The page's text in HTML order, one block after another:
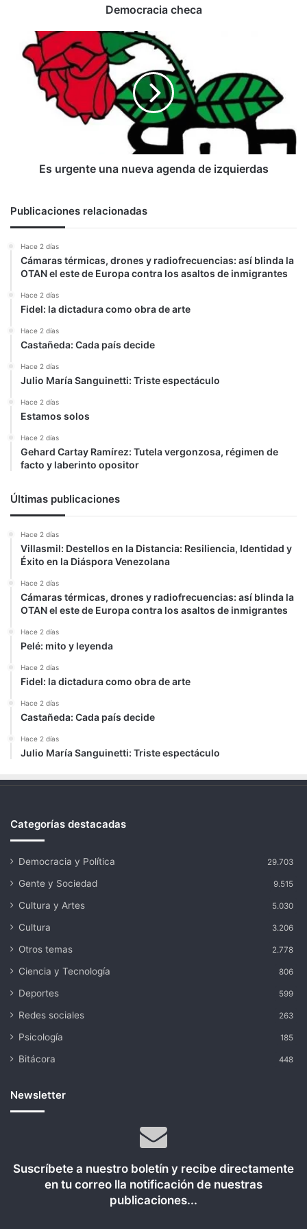
Democracia checa
urgente
Es urgente una nueva agenda de izquierdas
Publicaciones relacionadas
Hace 2 días
Cámaras térmicas, drones y radiofrecuencias: así blinda la
OTAN el este de Europa contra los asaltos de inmigrantes
Hace 2 días
Fidel: la dictadura como obra de arte
Hace 2 días
Castañeda: Cada país decide
Hace 2 días
Julio María Sanguinetti: Triste espectáculo
Hace 2 días
Estamos solos
Hace 2 días
Gehard Cartay Ramírez: Tutela vergonzosa, régimen de
facto y laberinto opositor
Últimas publicaciones
Hace 2 días
Villasmil: Destellos en la Distancia: Resiliencia, Identidad y
Éxito en la Diáspora Venezolana
Hace 2 días
Cámaras térmicas, drones y radiofrecuencias: así blinda la
OTAN el este de Europa contra los asaltos de inmigrantes
Hace 2 días
Pelé: mito y leyenda
Hace 2 días
Fidel: la dictadura como obra de arte
Hace 2 días
Castañeda: Cada país decide
Hace 2 días
Julio María Sanguinetti: Triste espectáculo
Categorías destacadas
Democracia y Política 29.703
Gente y Sociedad 9.515
Cultura y Artes 5.030
Cultura 3.206
Otros temas 2.778
Ciencia y Tecnología 806
Deportes 599
Redes sociales 263
Psicología 185
Bitácora 448
Newsletter
Suscríbete a nuestro boletín y recibe directamente
en tu correo lla notificación de nuestras
publicaciones...